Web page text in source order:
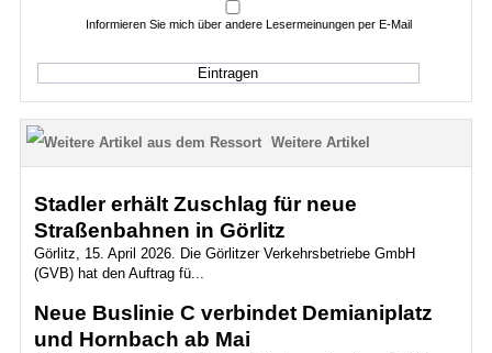
Informieren Sie mich über andere Lesermeinungen per E-Mail
Weitere Artikel
Stadler erhält Zuschlag für neue
Straßenbahnen in Görlitz
Görlitz, 15. April 2026. Die Görlitzer Verkehrsbetriebe GmbH
(GVB) hat den Auftrag fü...
Neue Buslinie C verbindet Demianiplatz
und Hornbach ab Mai